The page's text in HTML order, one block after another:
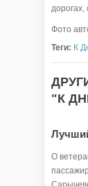
Фото
Теги: К
"К
О